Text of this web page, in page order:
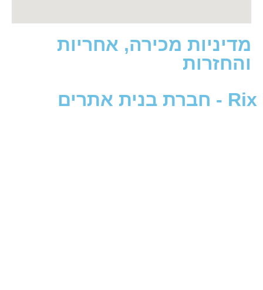
מכירה, אחריות